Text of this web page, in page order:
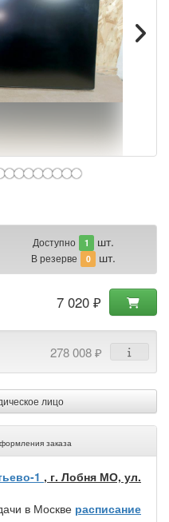
Доступно 1 шт.
В резерве 0 шт.
7 020 ₽
278 008 ₽
лицо
заказа
1 , г. Лобня МО, ул.
в Москве расписание